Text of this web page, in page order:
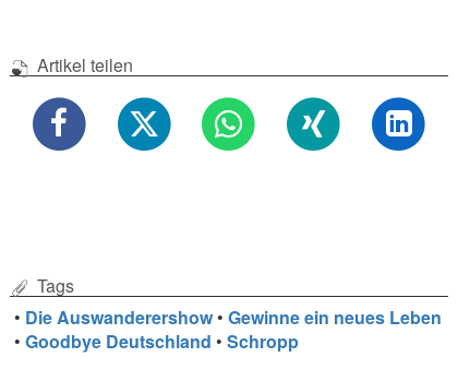
Artikel teilen
Tags
• Die Auswanderershow •Gewinne ein neues Leben
•Goodbye Deutschland •Schropp